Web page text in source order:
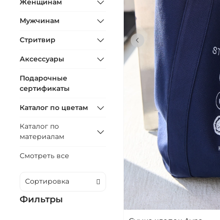
В
Женщинам
Мужчинам
Стритвир
Аксессуары
Подарочные
сертификаты
Каталог по цветам
Каталог по
материалам
Смотреть все
Фильтры